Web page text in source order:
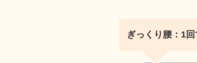
ぎっくり腰：1回